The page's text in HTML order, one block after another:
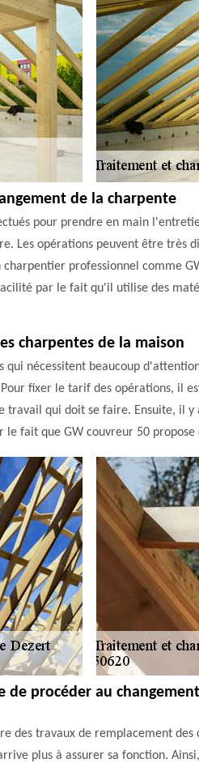
de la charpente
pour prendre en main
Les opérations peuvent être très
professionnel comme
par le fait qu'il utilise des
charpentes de la maison
qui nécessitent beaucoup
fixer le tarif des opérations, il
qui doit se faire. Ensuite, il
fait que GW couvreur 50 propose
de procéder au
des travaux de remplacement
plus à assurer sa fonction.